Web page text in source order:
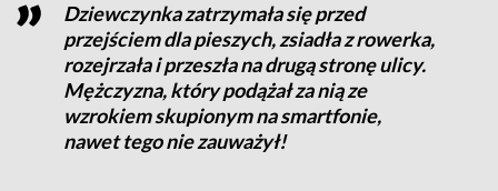
Dziewczynka zatrzymała się przed
przejściem dla pieszych, zsiadła z rowerka,
rozejrzała i przeszła na drugą stronę ulicy.
Mężczyzna, który podążał za nią ze
wzrokiem skupionym na smartfonie,
nawet tego nie zauważył!